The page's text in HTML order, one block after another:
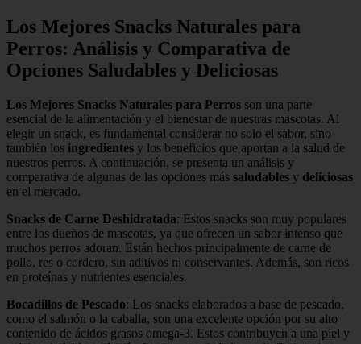
Los Mejores Snacks Naturales para
Perros: Análisis y Comparativa de
Opciones Saludables y Deliciosas
Los Mejores Snacks Naturales para Perros son una parte
esencial de la alimentación y el bienestar de nuestras mascotas. Al
elegir un snack, es fundamental considerar no solo el sabor, sino
también los ingredientes y los beneficios que aportan a la salud de
nuestros perros. A continuación, se presenta un análisis y
comparativa de algunas de las opciones más saludables y deliciosas
en el mercado.
Snacks de Carne Deshidratada: Estos snacks son muy populares
entre los dueños de mascotas, ya que ofrecen un sabor intenso que
muchos perros adoran. Están hechos principalmente de carne de
pollo, res o cordero, sin aditivos ni conservantes. Además, son ricos
en proteínas y nutrientes esenciales.
Bocadillos de Pescado: Los snacks elaborados a base de pescado,
como el salmón o la caballa, son una excelente opción por su alto
contenido de ácidos grasos omega-3. Estos contribuyen a una piel y